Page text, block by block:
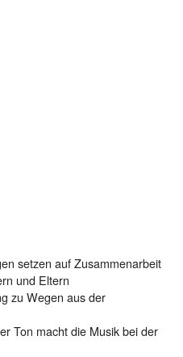
setzen auf Zusammenarbeit
und Eltern
zu Wegen aus der
Ton macht die Musik bei der